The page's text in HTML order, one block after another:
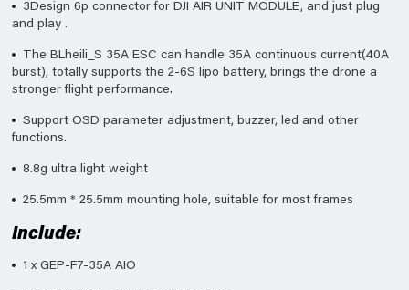
3Design 6p connector for DJI AIR UNIT MODULE, and just plug
and play .
The BLheili_S 35A ESC can handle 35A continuous current(40A
burst), totally supports the 2-6S lipo battery, brings the drone a
stronger flight performance.
Support OSD parameter adjustment, buzzer, led and other
functions.
8.8g ultra light weight
25.5mm * 25.5mm mounting hole, suitable for most frames
Include:
1 x GEP-F7-35A AIO